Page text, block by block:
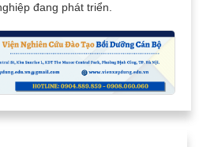
đang phát triển.